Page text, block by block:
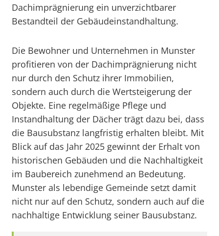
Dachimprägnierung ein unverzichtbarer
Bestandteil der Gebäudeinstandhaltung.
Die Bewohner und Unternehmen in Munster
profitieren von der Dachimprägnierung nicht
nur durch den Schutz ihrer Immobilien,
sondern auch durch die Wertsteigerung der
Objekte. Eine regelmäßige Pflege und
Instandhaltung der Dächer trägt dazu bei, dass
die Bausubstanz langfristig erhalten bleibt. Mit
Blick auf das Jahr 2025 gewinnt der Erhalt von
historischen Gebäuden und die Nachhaltigkeit
im Baubereich zunehmend an Bedeutung.
Munster als lebendige Gemeinde setzt damit
nicht nur auf den Schutz, sondern auch auf die
nachhaltige Entwicklung seiner Bausubstanz.